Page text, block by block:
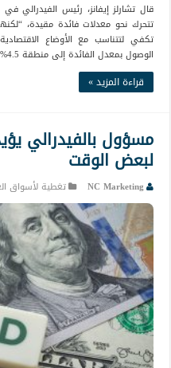
قال تشارلز إيفانز، رئيس الفيدرالي
تتحرك نحو معدلات فائدة مقيدة،
تكفي لتتناسب مع الأوضاع
الوصول بمعدل الفائدة إلى منطقة 4.5% – 4.75% في نهاية العام الجاري أو …
قراءة المزيد »
مسؤول بالفيدرالي
لبعض الوقت
NC Marketing تغطية لأسواق